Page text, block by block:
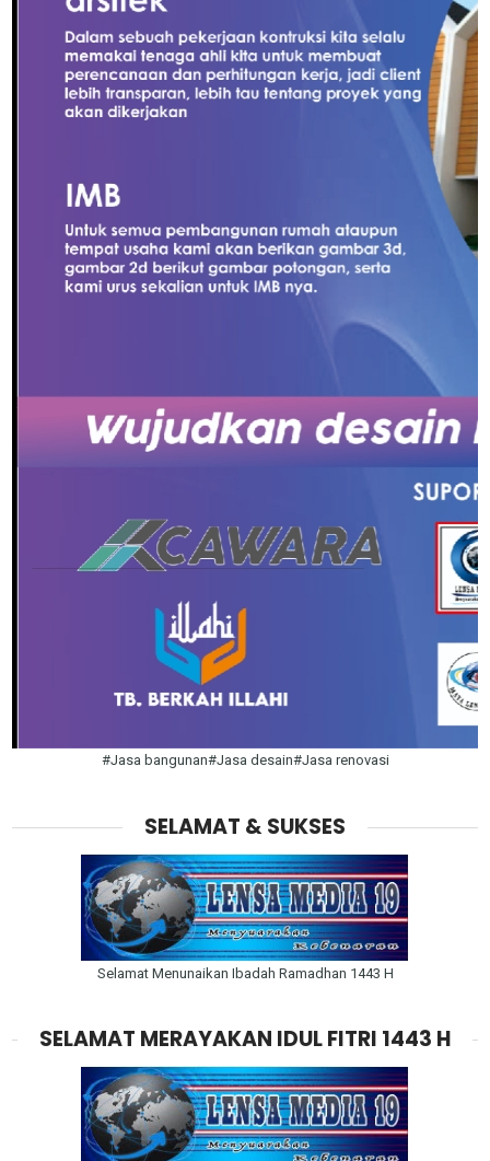
#Jasa bangunan#Jasa desain#Jasa renovasi
SELAMAT & SUKSES
Selamat Menunaikan Ibadah Ramadhan 1443 H
SELAMAT MERAYAKAN IDUL FITRI 1443 H